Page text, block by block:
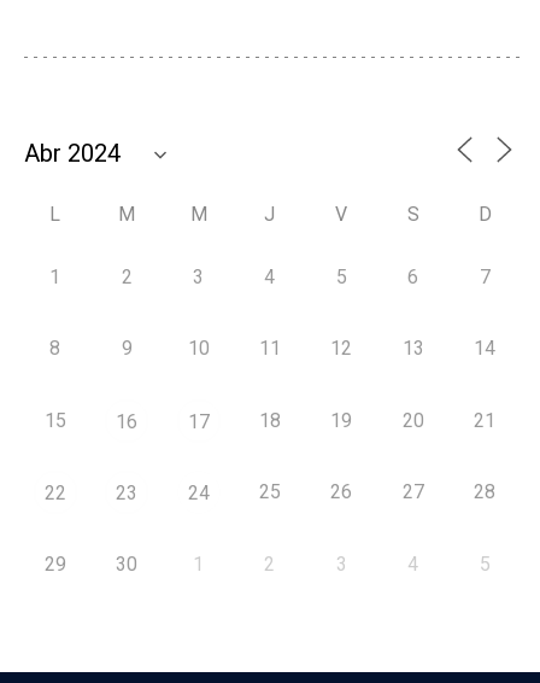
L M M J V S D
1 2 3 4 5 6 7
8 9 10 11 12 13 14
15 16 17 18 19 20 21
22 23 24 25 26 27 28
29 30 1 2 3 4 5